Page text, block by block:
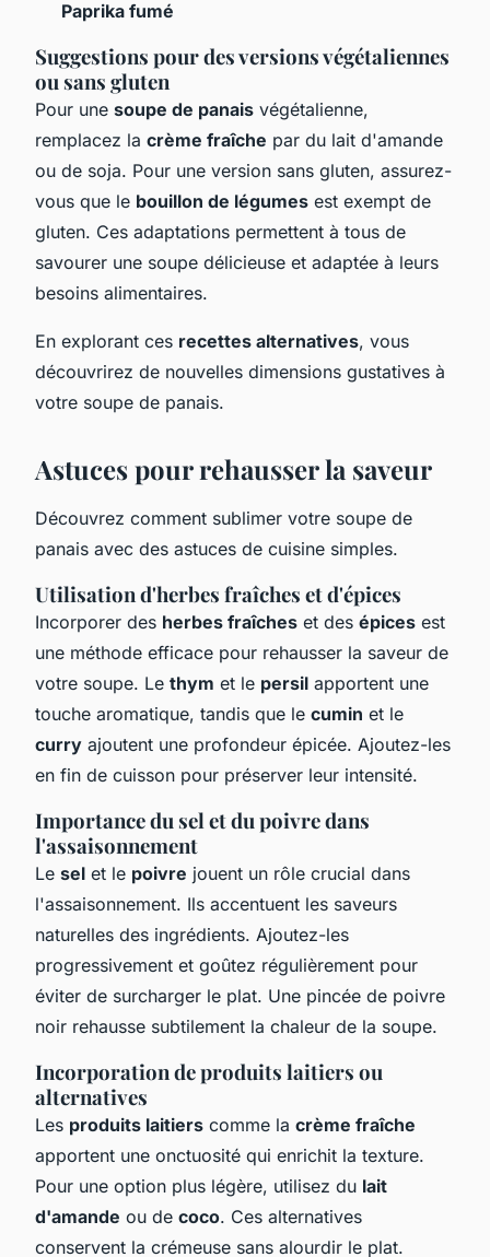
Paprika fumé
Suggestions pour des versions végétaliennes
ou sans gluten
Pour une soupe de panais végétalienne,
remplacez la crème fraîche par du lait d'amande
ou de soja. Pour une version sans gluten, assurez-
vous que le bouillon de légumes est exempt de
gluten. Ces adaptations permettent à tous de
savourer une soupe délicieuse et adaptée à leurs
besoins alimentaires.
En explorant ces recettes alternatives, vous
découvrirez de nouvelles dimensions gustatives à
votre soupe de panais.
Astuces pour rehausser la saveur
Découvrez comment sublimer votre soupe de
panais avec des astuces de cuisine simples.
Utilisation d'herbes fraîches et d'épices
Incorporer des herbes fraîches et des épices est
une méthode efficace pour rehausser la saveur de
votre soupe. Le thym et le persil apportent une
touche aromatique, tandis que le cumin et le
curry ajoutent une profondeur épicée. Ajoutez-les
en fin de cuisson pour préserver leur intensité.
Importance du sel et du poivre dans
l'assaisonnement
Le sel et le poivre jouent un rôle crucial dans
l'assaisonnement. Ils accentuent les saveurs
naturelles des ingrédients. Ajoutez-les
progressivement et goûtez régulièrement pour
éviter de surcharger le plat. Une pincée de poivre
noir rehausse subtilement la chaleur de la soupe.
Incorporation de produits laitiers ou
alternatives
Les produits laitiers comme la crème fraîche
apportent une onctuosité qui enrichit la texture.
Pour une option plus légère, utilisez du lait
d'amande ou de coco. Ces alternatives
conservent la crémeuse sans alourdir le plat.